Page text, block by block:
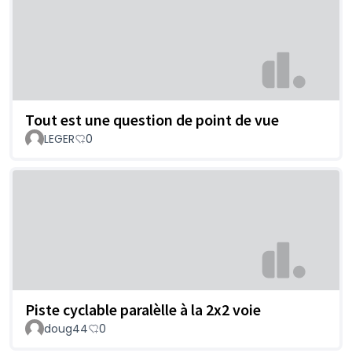
Tout est une question de point de vue
LEGER 0
Piste cyclable paralèlle à la 2x2 voie
doug44 0